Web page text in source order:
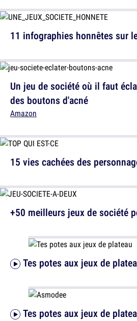
Un jeu de société où il faut
des boutons d'acné
Amazon
+50 meilleurs jeux de société
Tes potes aux jeux de
11 infographies honnêtes sur
15 vies cachées des
Tes potes aux jeux de